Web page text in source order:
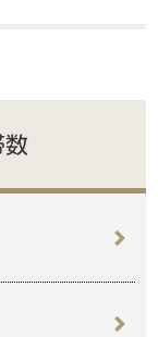
数